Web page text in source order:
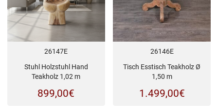
26147E
Stuhl Holzstuhl Hand
Teakholz 1,02 m
899,00€
26146E
Tisch Esstisch Teakholz Ø
1,50 m
1.499,00€